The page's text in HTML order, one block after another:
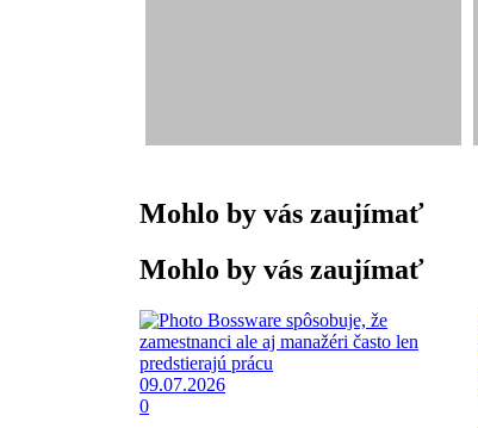
Mohlo by vás zaujímať
Mohlo by vás zaujímať
09.07.2026
0